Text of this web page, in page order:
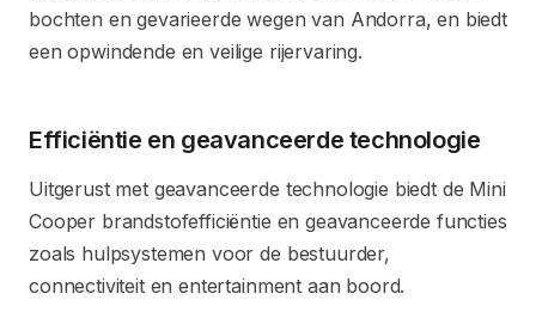
bochten en gevarieerde wegen van Andorra, en biedt
een opwindende en veilige rijervaring.
Efficiëntie en geavanceerde technologie
Uitgerust met geavanceerde technologie biedt de Mini
Cooper brandstofefficiëntie en geavanceerde functies
zoals hulpsystemen voor de bestuurder,
connectiviteit en entertainment aan boord.